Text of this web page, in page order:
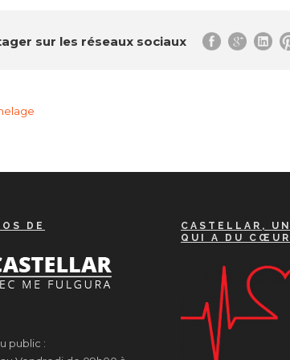
sur les réseaux sociaux
DE
public :
CASTELLAR,
QUI A DU